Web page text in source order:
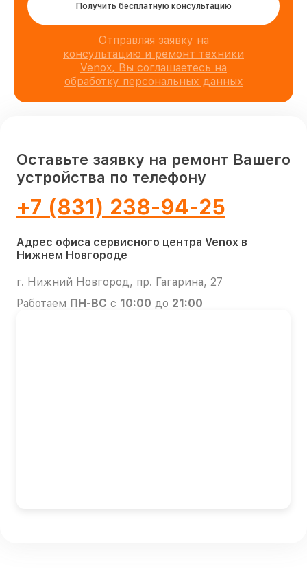
Получить бесплатную консультацию
Отправляя заявку на
консультацию и ремонт техники
Venox, Вы соглашаетесь на
обработку персональных данных
Оставьте заявку на ремонт Вашего
устройства по телефону
+7 (831) 238-94-25
Адрес офиса сервисного центра Venox в
Нижнем Новгороде
г. Нижний Новгород, пр. Гагарина, 27
Работаем ПН-ВС с 10:00 до 21:00